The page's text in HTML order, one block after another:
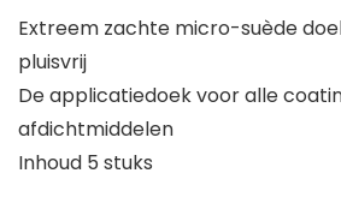
Extreem zachte micro-suède
pluisvrij
De applicatiedoek voor alle
afdichtmiddelen
Inhoud 5 stuks